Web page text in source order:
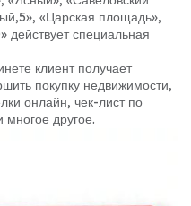
«Царская площадь»,
действует специальная
клиент получает
покупку недвижимости,
онлайн, чек-лист по
другое.